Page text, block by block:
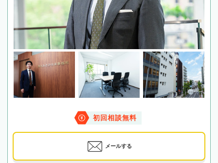
初回相談無料
メールする